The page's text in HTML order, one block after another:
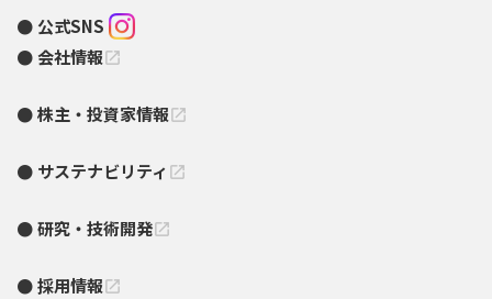
公式SNS
会社情報open_in_new
株主・投資家情報open_in_new
サステナビリティ open_in_new
研究・技術開発open_in_new
採用情報open_in_new